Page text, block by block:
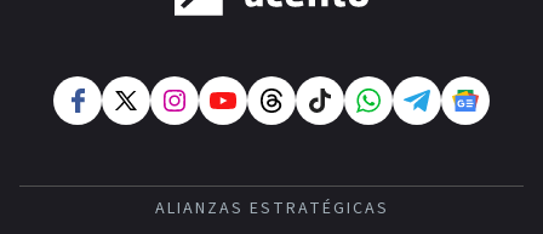
ALIANZAS ESTRATÉGICAS